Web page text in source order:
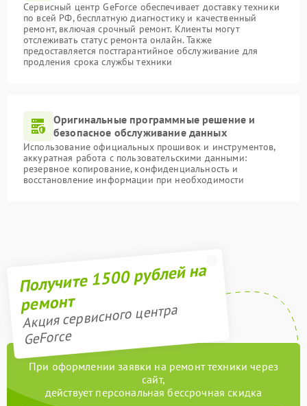
Сервисный центр GeForce обеспечивает доставку техники
по всей РФ, бесплатную диагностику и качественный
ремонт, включая срочный ремонт. Клиенты могут
отслеживать статус ремонта онлайн. Также
предоставляется постгарантийное обслуживание для
продления срока службы техники
Оригинальные программные решение и
безопасное обслуживание данных
Использование официальных прошивок и инструментов,
аккуратная работа с пользовательскими данными:
резервное копирование, конфиденциальность и
восстановление информации при необходимости
Получите 1500 рублей на
ремонт
Акция сервисного центра
GeForce
При оформлении заявки на ремонт техники через
сайт,
действует персональная бессрочная скидка